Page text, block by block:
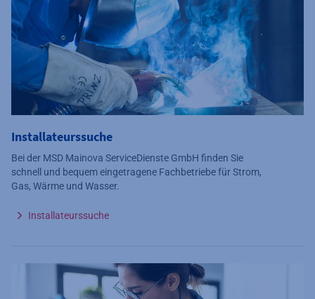
Installateurssuche
Bei der MSD Mainova ServiceDienste GmbH finden Sie
schnell und bequem eingetragene Fachbetriebe für Strom,
Gas, Wärme und Wasser.
Installateurssuche